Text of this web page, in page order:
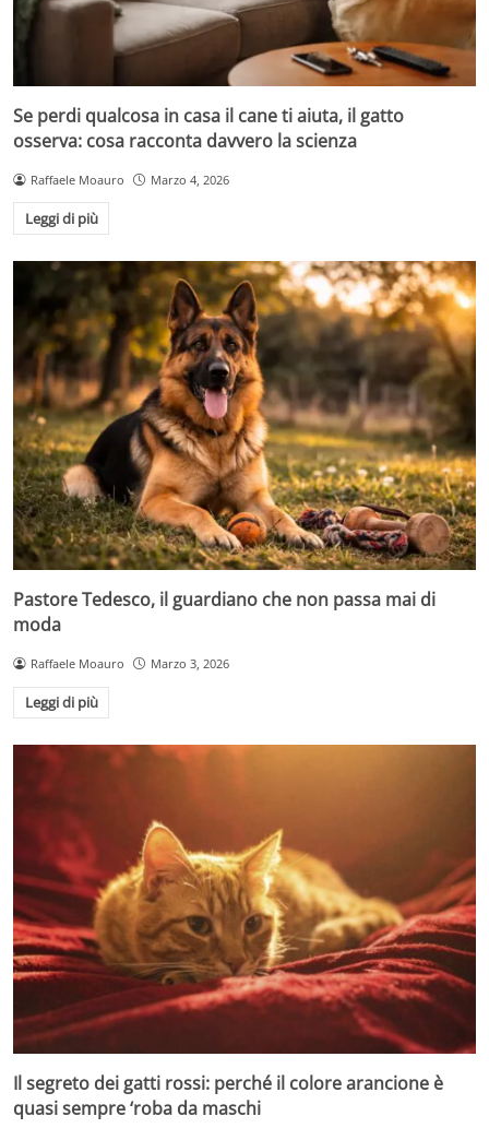
Se perdi qualcosa in casa il cane ti aiuta, il gatto
osserva: cosa racconta davvero la scienza
Raffaele Moauro Marzo 4, 2026
Leggi di più
Pastore Tedesco, il guardiano che non passa mai di
moda
Raffaele Moauro Marzo 3, 2026
Leggi di più
Il segreto dei gatti rossi: perché il colore arancione è
quasi sempre ‘roba da maschi